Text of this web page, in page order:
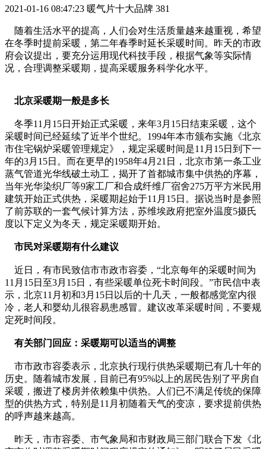
2021-01-16 08:47:23 暖气片十大品牌 381
随着生活水平的提高，人们会对生活质量越来越重视，希望
在冬季时提前采暖，第二年春季时延长采暖时间。昨天的市政
府会议提出，要充分运用现代科技手段，根据气象等实际情
况，合理调整采暖期，提高采暖服务科学化水平。
北京采暖期一般是多长
冬季11月15日开始正式采暖，来年3月15日结束采暖，这个
采暖时间已经延续了近半个世纪。1994年本市颁布实施《北京
市住宅锅炉采暖管理规定》，规定采暖时间是11月15日到下一
年的3月15日。而在更早的1958年4月21日，北京市第一条工业
蒸气管道光华线破土动工，揭开了首都城市集中供热的序幕，
当年光华染织厂等9家工厂和合成纤维厂宿舍275万平方米民用
建筑开始正式供热，采暖期起始于11月15日。据说当时是参照
了前苏联的一套气候计算方法，苏维埃政府把室外温度5摄氏
度以下定义为冬天，规定采暖期开始。
市民对采暖期有什么建议
近日，有市民致信市市政市容委，“北京每年的采暖时间为
11月15日至3月15日，有些采暖单位死卡时间段。”市民信中表
示，北京11月初和3月15日以后的十几天，一般都感觉室内很
冷，老人和婴幼儿很容易患感冒。建议改革采暖时间，不要规
定死时间段。
有关部门回应：采暖期可以适当的调整
市市政市容委表示，北京执行现行供热采暖期已有几十年的
历史。随着城市发展，目前已有95%以上的居民告别了平房自
采暖，搬进了楼房并依赖集中供热。人们已不满足传统的保障
型的供热方式，特别是11月初随着天气的变凉，要求提前供热
的呼声越来越高。
昨天，市市容委、市气象局和市财政局三部门联合下发《北